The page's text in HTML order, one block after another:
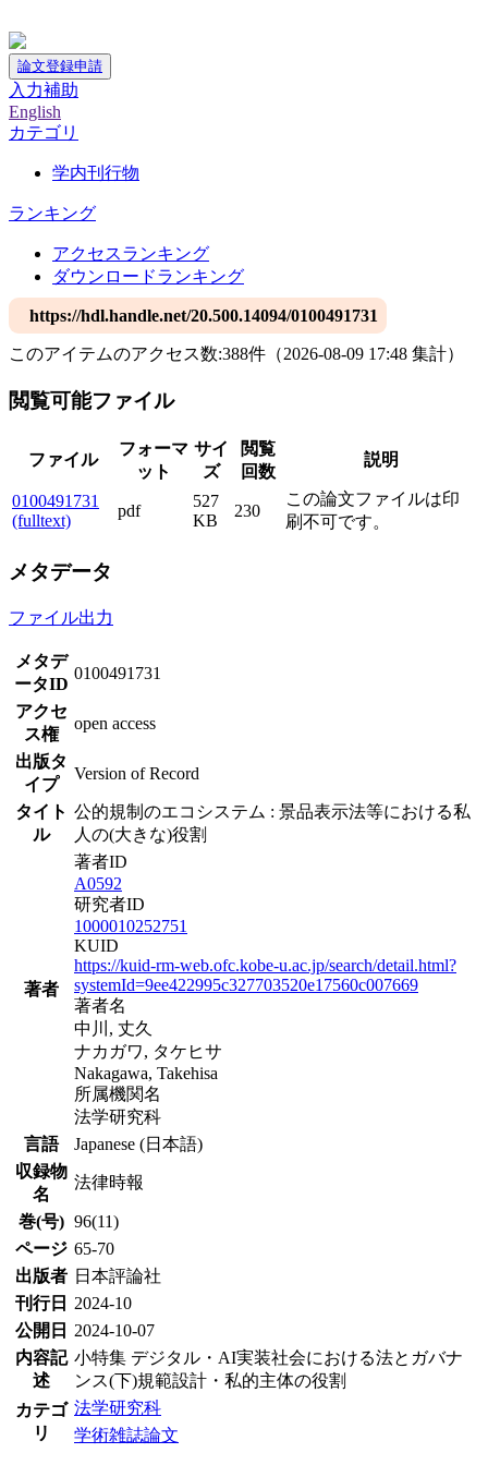
論文登録申請
入力補助
English
カテゴリ
学内刊行物
ランキング
アクセスランキング
ダウンロードランキング
https://hdl.handle.net/20.500.14094/0100491731
このアイテムのアクセス数:388件 （2026-08-09 17:48 集計）
閲覧可能ファイル
ファイル
フォーマ
ット
サイ
ズ
閲覧
回数
説明
0100491731
(fulltext)
pdf
527
KB
230
この論文ファイルは印
刷不可です。
メタデータ
ファイル出力
メタデ
ータID
0100491731
アクセ
ス権
open access
出版タ
イプ
Version of Record
タイト
ル
公的規制のエコシステム : 景品表示法等における私
人の(大きな)役割
著者
著者ID
A0592
研究者ID
1000010252751
KUID
https://kuid-rm-web.ofc.kobe-u.ac.jp/search/detail.html?
systemId=9ee422995c327703520e17560c007669
著者名
中川, 丈久
ナカガワ, タケヒサ
Nakagawa, Takehisa
所属機関名
法学研究科
言語
Japanese (日本語)
収録物
名
法律時報
巻(号) 96(11)
ページ 65-70
出版者 日本評論社
刊行日
2024-10
公開日
2024-10-07
内容記
述
小特集 デジタル・AI実装社会における法とガバナ
ンス(下)規範設計・私的主体の役割
カテゴ
リ
法学研究科
学術雑誌論文